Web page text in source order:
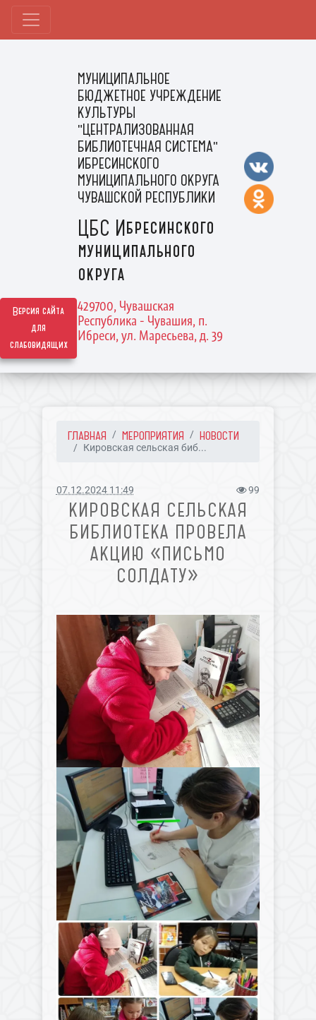
Версия сайта
для
слабовидящих
МУНИЦИПАЛЬНОЕ
БЮДЖЕТНОЕ УЧРЕЖДЕНИЕ
КУЛЬТУРЫ
"ЦЕНТРАЛИЗОВАННАЯ
БИБЛИОТЕЧНАЯ СИСТЕМА"
ИБРЕСИНСКОГО
МУНИЦИПАЛЬНОГО ОКРУГА
ЧУВАШСКОЙ РЕСПУБЛИКИ
ЦБС Ибресинского
муниципального
округа
429700, Чувашская
Республика - Чувашия, п.
Ибреси, ул. Маресьева, д. 39
ГЛАВНАЯ МЕРОПРИЯТИЯ НОВОСТИ
Кировская сельская биб...
07.12.2024 11:49 99
КИРОВСКАЯ СЕЛЬСКАЯ
БИБЛИОТЕКА ПРОВЕЛА
АКЦИЮ «ПИСЬМО
СОЛДАТУ»